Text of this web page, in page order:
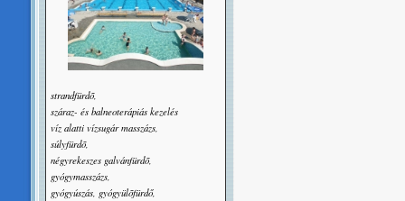
strandfürdõ,
száraz- és balneoterápiás kezelés
víz alatti vízsugár masszázs,
súlyfürdõ,
négyrekeszes galvánfürdõ,
gyógymasszázs,
gyógyúszás, gyógyülõfürdő,